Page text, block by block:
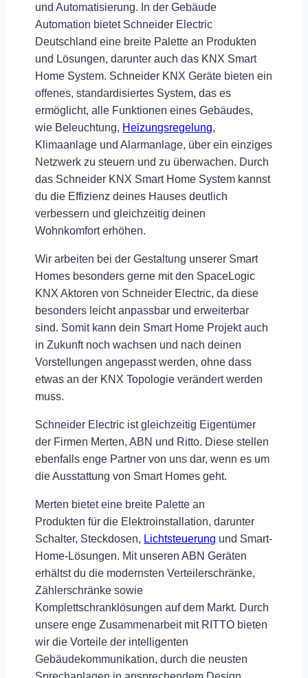
und Automatisierung. In der Gebäude
Automation bietet Schneider Electric
Deutschland eine breite Palette an Produkten
und Lösungen, darunter auch das KNX Smart
Home System. Schneider KNX Geräte bieten ein
offenes, standardisiertes System, das es
ermöglicht, alle Funktionen eines Gebäudes,
wie Beleuchtung, Heizungsregelung,
Klimaanlage und Alarmanlage, über ein einziges
Netzwerk zu steuern und zu überwachen. Durch
das Schneider KNX Smart Home System kannst
du die Effizienz deines Hauses deutlich
verbessern und gleichzeitig deinen
Wohnkomfort erhöhen.
Wir arbeiten bei der Gestaltung unserer Smart
Homes besonders gerne mit den SpaceLogic
KNX Aktoren von Schneider Electric, da diese
besonders leicht anpassbar und erweiterbar
sind. Somit kann dein Smart Home Projektauch
in Zukunft noch wachsen und nach deinen
Vorstellungen angepasst werden, ohne dass
etwas an der KNX Topologie verändert werden
muss.
Schneider Electric ist gleichzeitig Eigentümer
der Firmen Merten, ABN und Ritto. Diese stellen
ebenfalls enge Partner von uns dar, wenn es um
die Ausstattung von Smart Homes geht.
Merten bietet eine breite Palette an
Produkten für die Elektroinstallation, darunter
Schalter, Steckdosen, Lichtsteuerung und Smart-
Home-Lösungen. Mit unseren ABN Geräten
erhältst du die modernsten Verteilerschränke,
Zählerschränke sowie
Komplettschranklösungen auf dem Markt. Durch
unsere enge Zusammenarbeit mit RITTO bieten
wir die Vorteile der intelligenten
Gebäudekommunikation, durch die neusten